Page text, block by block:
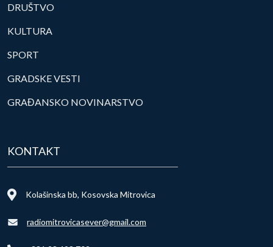
DRUŠTVO
KULTURA
SPORT
GRADSKE VESTI
GRAĐANSKO NOVINARSTVO
KONTAKT
Kolašinska bb, Kosovska Mitrovica
radiomitrovicasever@gmail.com